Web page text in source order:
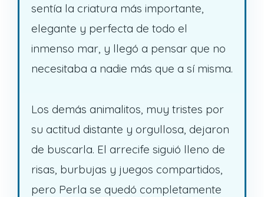
sentía la criatura más importante,
elegante y perfecta de todo el
inmenso mar, y llegó a pensar que no
necesitaba a nadie más que a sí misma.
Los demás animalitos, muy tristes por
su actitud distante y orgullosa, dejaron
de buscarla. El arrecife siguió lleno de
risas, burbujas y juegos compartidos,
pero Perla se quedó completamente